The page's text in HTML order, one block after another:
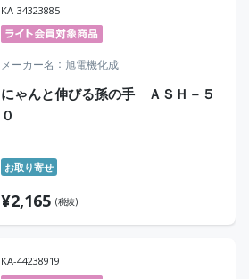
KA-34323885
メーカー名 旭電機化成
にゃんと伸びる孫の手 ＡＳＨ－５
０
お取り寄せ
¥2,165 (税抜)
KA-44238919